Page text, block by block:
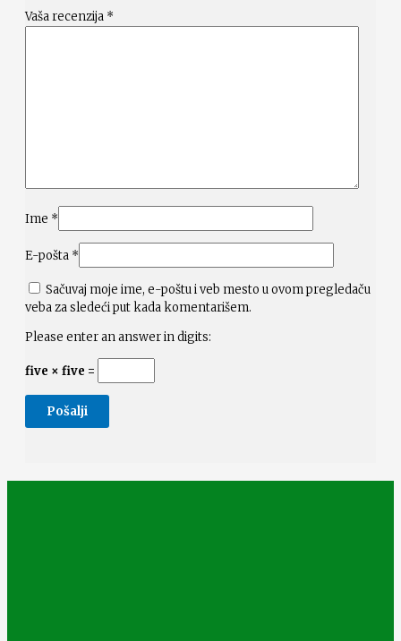
Vaša recenzija *
Ime *
E-pošta *
Sačuvaj moje ime, e-poštu i veb mesto u ovom pregledaču
veba za sledeći put kada komentarišem.
Please enter an answer in digits:
five × five =